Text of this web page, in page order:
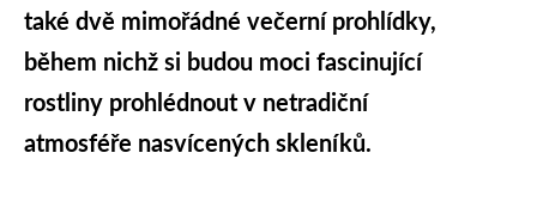
také dvě mimořádné večerní prohlídky,
během nichž si budou moci fascinující
rostliny prohlédnout v netradiční
atmosféře nasvícených skleníků.